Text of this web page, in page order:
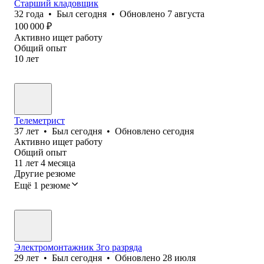
Старший кладовщик
32 года • Был сегодня • Обновлено 7 августа
100 000 ₽
Активно ищет работу
Общий опыт
10 лет
Телеметрист
37 лет • Был сегодня • Обновлено сегодня
Активно ищет работу
Общий опыт
11 лет 4 месяца
Другие резюме
Ещё 1 резюме
Электромонтажник 3го разряда
29 лет • Был сегодня • Обновлено 28 июля